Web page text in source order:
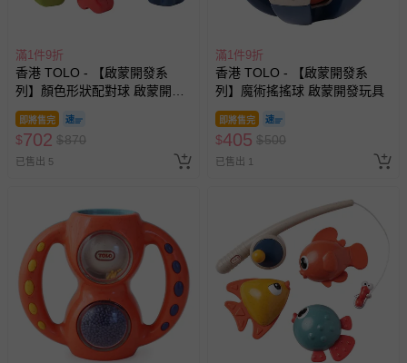
滿1件9折
香港 TOLO - 【啟蒙開發系
列】顏色形狀配對球 啟蒙開發
玩具
即將售完
$702 $870
已售出 5
滿1件9折
香港 TOLO - 【啟蒙開發系
列】魔術搖搖球 啟蒙開發玩具
即將售完
$405 $500
已售出 1